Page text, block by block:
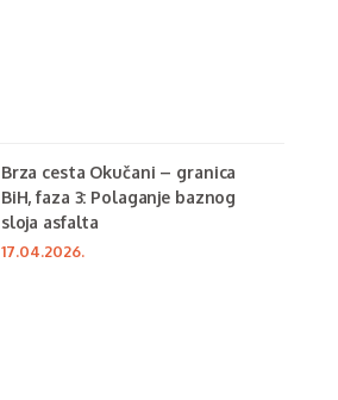
Brza cesta Okučani – granica
BiH, faza 3: Polaganje baznog
sloja asfalta
17.04.2026.